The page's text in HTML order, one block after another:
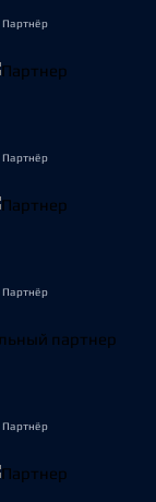
Партнёр
Партнёр
Партнёр
Партнёр